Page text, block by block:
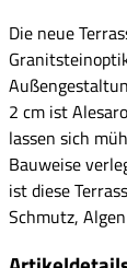
Die neue
2 cm ist
lassen sich
Bauweise
ist diese
Schmutz,